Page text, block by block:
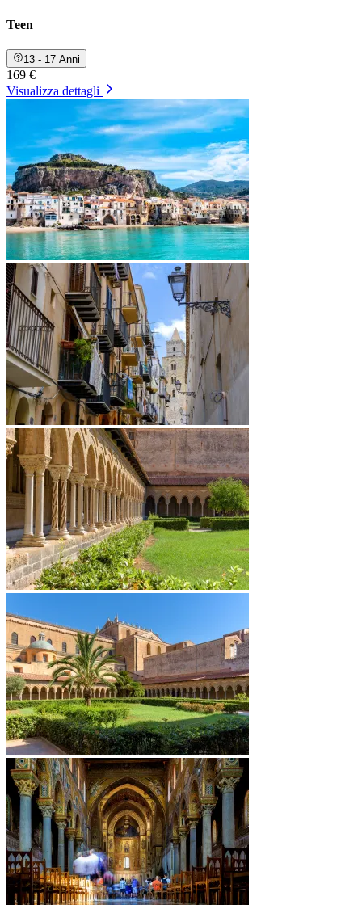
Teen
13 - 17 Anni
169 €
Visualizza dettagli